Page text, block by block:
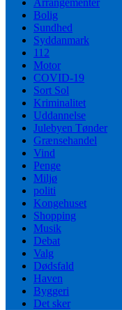
Bolig
Sundhed
Syddanmark
112
Motor
COVID-19
Sort Sol
Kriminalitet
Uddannelse
Julebyen Tønder
Grænsehandel
Vind
Penge
Miljø
politi
Kongehuset
Shopping
Musik
Debat
Valg
Dødsfald
Haven
Byggeri
Det sker